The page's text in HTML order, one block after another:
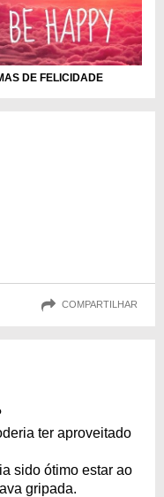
DE FELICIDADE
COMPARTILHAR
ter aproveitado
sido ótimo estar ao
gripada.